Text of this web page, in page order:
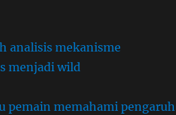
analisis mekanisme
menjadi wild
pemain memahami pengaruh